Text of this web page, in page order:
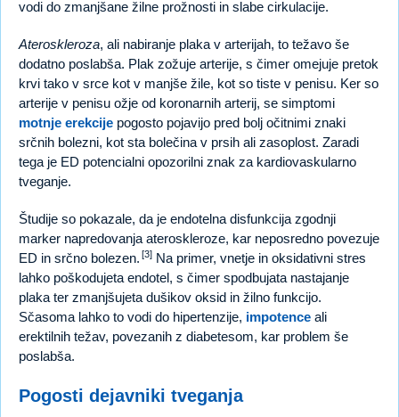
vodi do zmanjšane žilne prožnosti in slabe cirkulacije.
Ateroskleroza, ali nabiranje plaka v arterijah, to težavo še
dodatno poslabša. Plak zožuje arterije, s čimer omejuje pretok
krvi tako v srce kot v manjše žile, kot so tiste v penisu. Ker so
arterije v penisu ožje od koronarnih arterij, se simptomi
motnje erekcije pogosto pojavijo pred bolj očitnimi znaki
srčnih bolezni, kot sta bolečina v prsih ali zasoplost. Zaradi
tega je ED potencialni opozorilni znak za kardiovaskularno
tveganje.
Študije so pokazale, da je endotelna disfunkcija zgodnji
marker napredovanja ateroskleroze, kar neposredno povezuje
ED in srčno bolezen. [3] Na primer, vnetje in oksidativni stres
lahko poškodujeta endotel, s čimer spodbujata nastajanje
plaka ter zmanjšujeta dušikov oksid in žilno funkcijo.
Sčasoma lahko to vodi do hipertenzije, impotence ali
erektilnih težav, povezanih z diabetesom, kar problem še
poslabša.
Pogosti dejavniki tveganja